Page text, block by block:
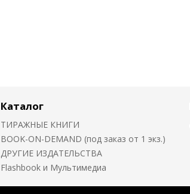
Каталог
ТИРАЖНЫЕ КНИГИ
BOOK-ON-DEMAND (под заказ от 1 экз.)
ДРУГИЕ ИЗДАТЕЛЬСТВА
Flashbook и Мультимедиа